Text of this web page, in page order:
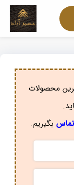
محصولات
تماس بگیریم.